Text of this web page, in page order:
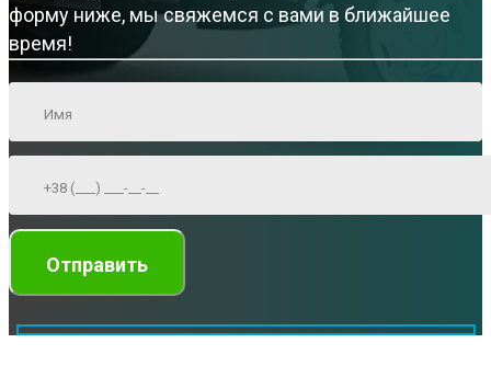
форму ниже, мы свяжемся с вами в ближайшее
время!